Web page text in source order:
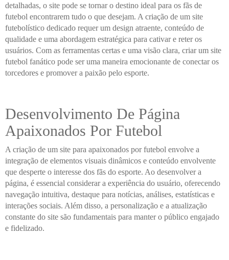
detalhadas, o site pode se tornar o destino ideal para os fãs de
futebol encontrarem tudo o que desejam. A criação de um site
futebolístico dedicado requer um design atraente, conteúdo de
qualidade e uma abordagem estratégica para cativar e reter os
usuários. Com as ferramentas certas e uma visão clara, criar um site
futebol fanático pode ser uma maneira emocionante de conectar os
torcedores e promover a paixão pelo esporte.
Desenvolvimento De Página
Apaixonados Por Futebol
A criação de um site para apaixonados por futebol envolve a
integração de elementos visuais dinâmicos e conteúdo envolvente
que desperte o interesse dos fãs do esporte. Ao desenvolver a
página, é essencial considerar a experiência do usuário, oferecendo
navegação intuitiva, destaque para notícias, análises, estatísticas e
interações sociais. Além disso, a personalização e a atualização
constante do site são fundamentais para manter o público engajado
e fidelizado.